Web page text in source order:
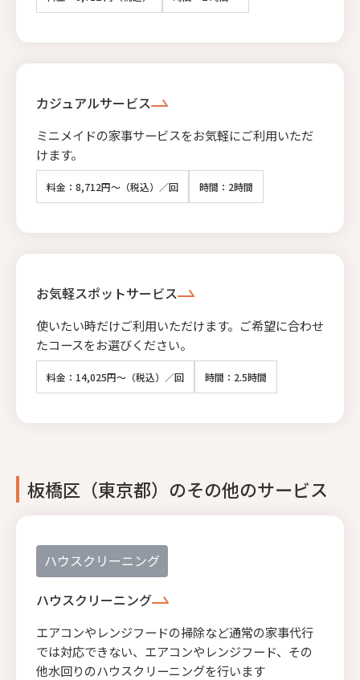
カジュアルサービス
ミニメイドの家事サービスをお気軽にご利用いただ
けます。
料金：8,712円～（税込）／回 時間：2時間
お気軽スポットサービス
使いたい時だけご利用いただけます。ご希望に合わせ
たコースをお選びください。
料金：14,025円～（税込）／回 時間：2.5時間
板橋区（東京都）のその他のサービス
ハウスクリーニング
ハウスクリーニング
エアコンやレンジフードの掃除など通常の家事代行
では対応できない、エアコンやレンジフード、その
他水回りのハウスクリーニングを行います